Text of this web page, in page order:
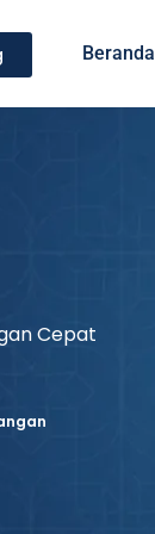
Beranda
Cepat